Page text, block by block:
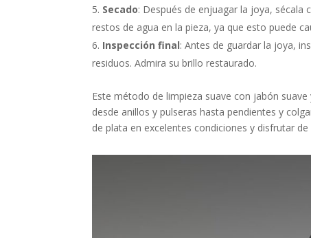
Secado: Después de enjuagar la joya,
restos de agua en la pieza, ya que esto puede
Inspección final: Antes de guardar la joya,
residuos. Admira su brillo restaurado.
Este método de limpieza suave con jabón
desde anillos y pulseras hasta pendientes y
de plata en excelentes condiciones y disfrutar